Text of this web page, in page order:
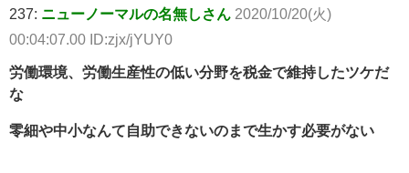
237: ニューノーマルの名無しさん 2020/10/20(火)
00:04:07.00 ID:zjx/jYUY0
労働環境、労働生産性の低い分野を税金で維持したツケだ
な
零細や中小なんて自助できないのまで生かす必要がない